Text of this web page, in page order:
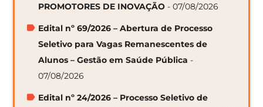
PROMOTORES DE INOVAÇÃO - 07/08/2026
Edital nº 69/2026 – Abertura de Processo
Seletivo para Vagas Remanescentes de
Alunos – Gestão em Saúde Pública -
07/08/2026
Edital nº 24/2026 – Processo Seletivo de